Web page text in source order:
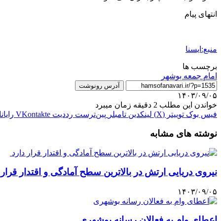
انتهای پیام
منبع:ایسنا
برچسب ها
امام جمعه بوشهر
آدرس رونوشت
۱۴۰۳/۰۹/۰۵
خواندن این مطلب 2 دقیقه زمان میبرد
فیس بوک توییتر (X) لینکدین ‫تامبلر ‫پین‌ترست ‫رددیت ‫VKontakte
نوشته های مشابه
نیروی دریایی ارتش در بالاترین سطح آمادگی و اقتدار قرار
۱۴۰۳/۰۹/۰۵